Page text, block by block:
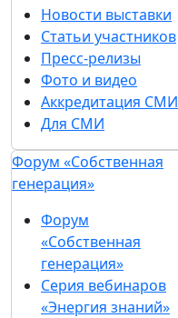
Новости выставки
Статьи участников
Пресс-релизы
Фото и видео
Аккредитация СМИ
Для СМИ
Форум «Собственная
генерация»
Форум
«Собственная
генерация»
Серия вебинаров
«Энергия знаний»